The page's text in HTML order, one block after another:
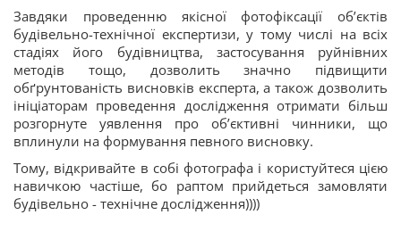
Завдяки проведенню якісної фотофіксації об’єктів
будівельно-технічної експертизи, у тому числі на всіх
стадіях його будівництва, застосування руйнівних
методів тощо, дозволить значно підвищити
обґрунтованість висновків експерта, а також дозволить
ініціаторам проведення дослідження отримати більш
розгорнуте уявлення про об’єктивні чинники, що
вплинули на формування певного висновку.
Тому, відкривайте в собі фотографа і користуйтеся цією
навичкою частіше, бо раптом прийдеться замовляти
будівельно - технічне дослідження))))